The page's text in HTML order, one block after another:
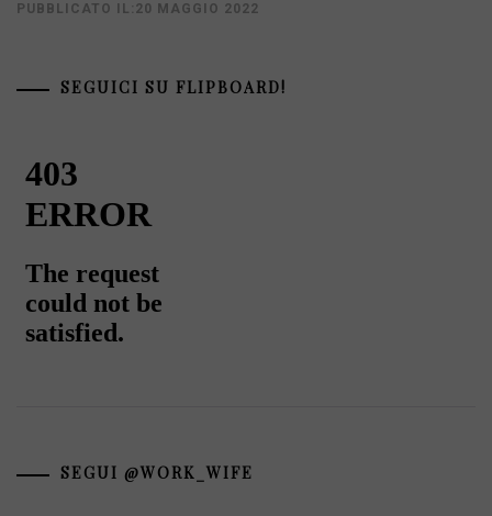
PUBBLICATO IL:20 MAGGIO 2022
SEGUICI SU FLIPBOARD!
SEGUI @WORK_WIFE